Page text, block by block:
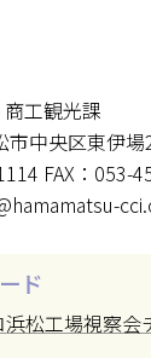
工観光課
市中央区東伊場
FAX：053-
ド
松工場視察会